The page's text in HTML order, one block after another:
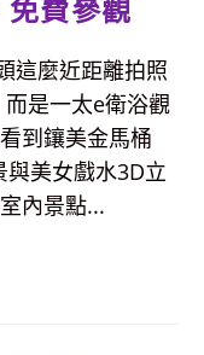
費參觀
這麼近距離拍照
是一太e衛浴觀
到鑲美金馬桶
美女戲水3D立
內景點...